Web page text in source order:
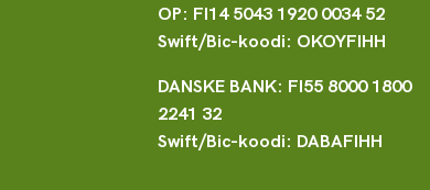
OP: FI14 5043 1920 0034 52
Swift/Bic-koodi: OKOYFIHH
DANSKE BANK: FI55 8000 1800
2241 32
Swift/Bic-koodi: DABAFIHH